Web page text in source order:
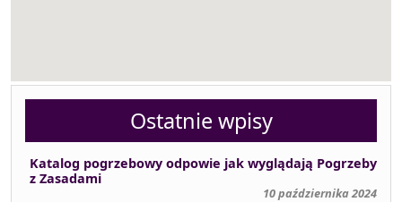
Ostatnie wpisy
Katalog pogrzebowy odpowie jak wyglądają Pogrzeby
z Zasadami
10 października 2024